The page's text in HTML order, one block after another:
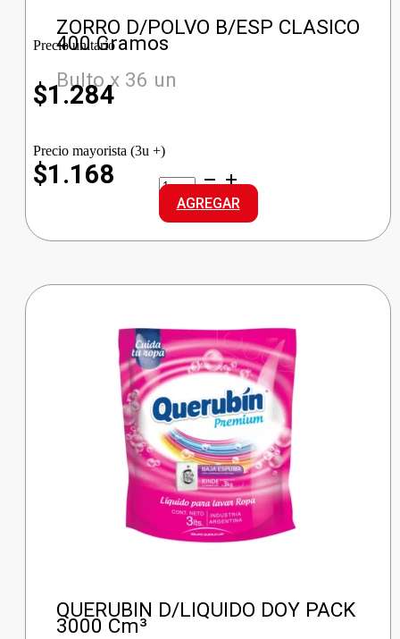
ZORRO D/POLVO B/ESP CLASICO
400 Gramos
Bulto x 36 un
Precio unitario
$1.284
Precio mayorista (3u +)
$1.168
ZORRO
D/POLVO
B/ESP
CLASICO
cantidad
AGREGAR
QUERUBIN D/LIQUIDO DOY PACK
3000 Cm³